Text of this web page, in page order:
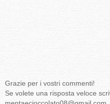
Grazie per i vostri commenti!
Se volete una risposta veloce